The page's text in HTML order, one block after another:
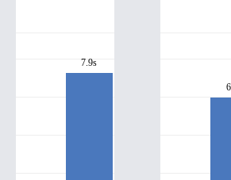
7.9s